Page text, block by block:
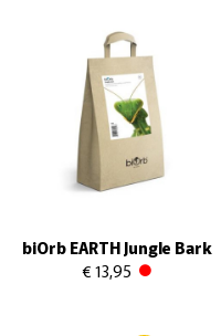
biOrb EARTH Jungle Bark
€ 13,95